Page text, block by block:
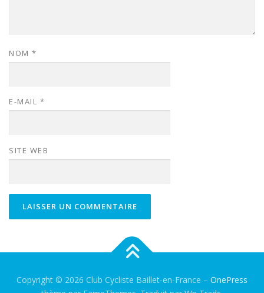
NOM *
E-MAIL *
SITE WEB
Copyright © 2026 Club Cycliste Baillet-en-France – OnePress